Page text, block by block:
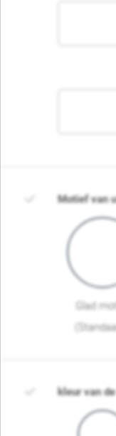
Motief van
Glad
kleur van